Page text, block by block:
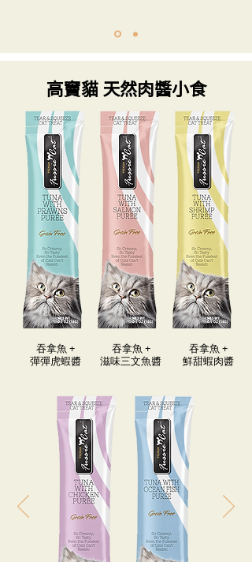
高竇貓 天然肉醬小食
​吞拿魚 ​+
彈彈虎蝦醬
​吞拿魚​ +
滋味三文魚醬
​吞拿魚 +
​鮮甜蝦肉醬